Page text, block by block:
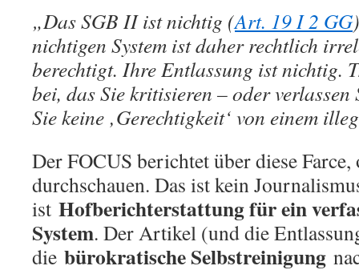
„Das SGB II ist nichtig (Art. 19 I 2 GG
nichtigen System ist daher rechtlich
berechtigt. Ihre Entlassung ist nichtig.
bei, das Sie kritisieren – oder verlassen
Sie keine ‚Gerechtigkeit‘ von einem
Der FOCUS berichtet über diese Farce,
durchschauen. Das ist kein
ist Hofberichterstattung für ein
System. Der Artikel (und die
die bürokratische Selbstreinigung